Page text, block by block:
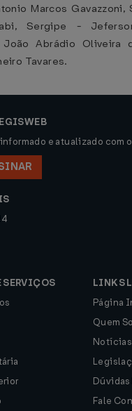
Marcos Gavazzoni,
Sergipe -
Abrádio Oliveira
Tavares.
e atualizado com
SERVIÇOS
LINKS
Página
Quem
Notícias
Fale